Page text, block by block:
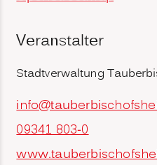
Veranstalter
Stadtverwaltung
09341 803-0